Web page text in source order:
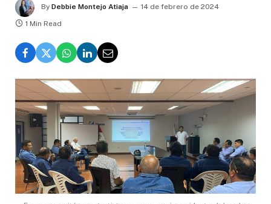
By Debbie Montejo Atiaja
14 de febrero de 2024
1 Min Read